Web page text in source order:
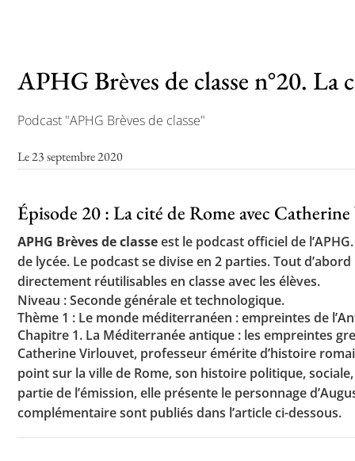
Les rendez-vous de l’APHG
Concours scolaires
Conférences, tables rondes
Culture
APHG Brèves de classe n°20.
Podcast "APHG Brèves de classe"
Le 23 septembre 2020
Épisode 20 : La cité de Rome avec
APHG Brèves de classeest le podcast officiel de
de lycée. Le podcast se divise en 2 parties. Tout
directement réutilisables en classe avec les élèves.
Niveau : Seconde générale et technologique.
Thème 1 : Le monde méditerranéen : empreintes de
Chapitre 1. La Méditerranée antique : les empreintes
Catherine Virlouvet, professeur émérite d’histoire
point sur la ville de Rome, son histoire politique,
partie de l’émission, elle présente le personnage
complémentaire sont publiés dans l’article ci-dessous.